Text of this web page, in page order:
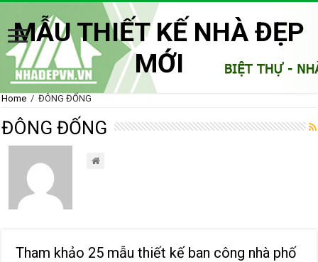
MẪU THIẾT KẾ NHÀ ĐẸP
MỚI
Home / ĐÔNG ĐỐNG
ĐÔNG ĐỐNG
Tham khảo 25 mẫu thiết kế ban công nhà phố